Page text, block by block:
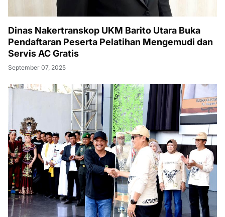
Dinas Nakertranskop UKM Barito Utara Buka
Pendaftaran Peserta Pelatihan Mengemudi dan
Servis AC Gratis
September 07, 2025